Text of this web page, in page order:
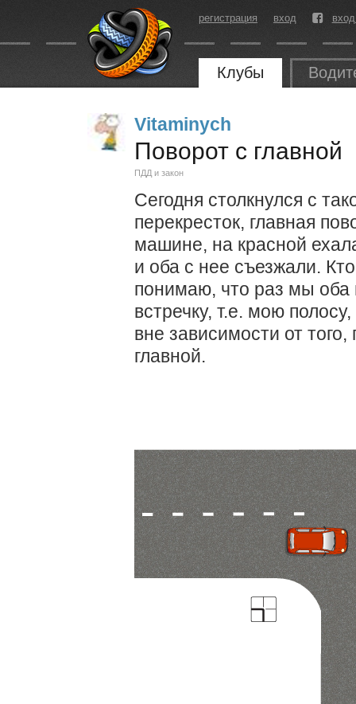
регистрация вход
Клубы
Vitaminych
Поворот с главной
ПДД и закон
Сегодня столкнулся с
перекресток, главная
машине, на красной
и оба с нее съезжали.
понимаю, что раз мы оба
встречку, т.е. мою
вне зависимости от
главной.